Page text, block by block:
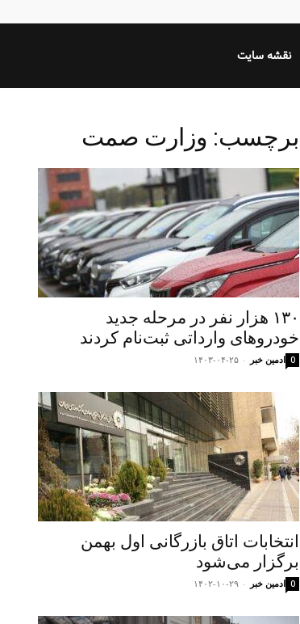
نقشه سایت
برچسب: وزارت صمت
۱۳۰ هزار نفر در مرحله جدید
خودروهای وارداتی ثبت‌نام کردند
ادمین خبر - ۱۴۰۳-۰۴-۲۵ 0
انتخابات اتاق بازرگانی اول بهمن
برگزار می‌شود
ادمین خبر - ۱۴۰۲-۱۰-۲۹ 0